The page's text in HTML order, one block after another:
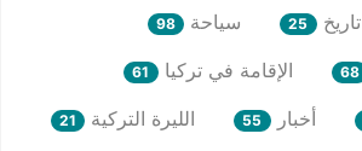
تاريخ 25 سياحة 98
68 الإقامة في تركيا 61
أخبار 55 الليرة التركية 21